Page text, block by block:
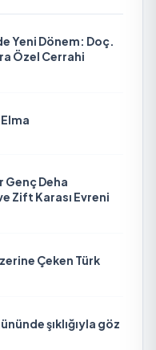
Yeni Dönem: Doç.
Özel Cerrahi
Genç Deha
Zift Karası Evreni
Çeken Türk
şıklığıyla göz